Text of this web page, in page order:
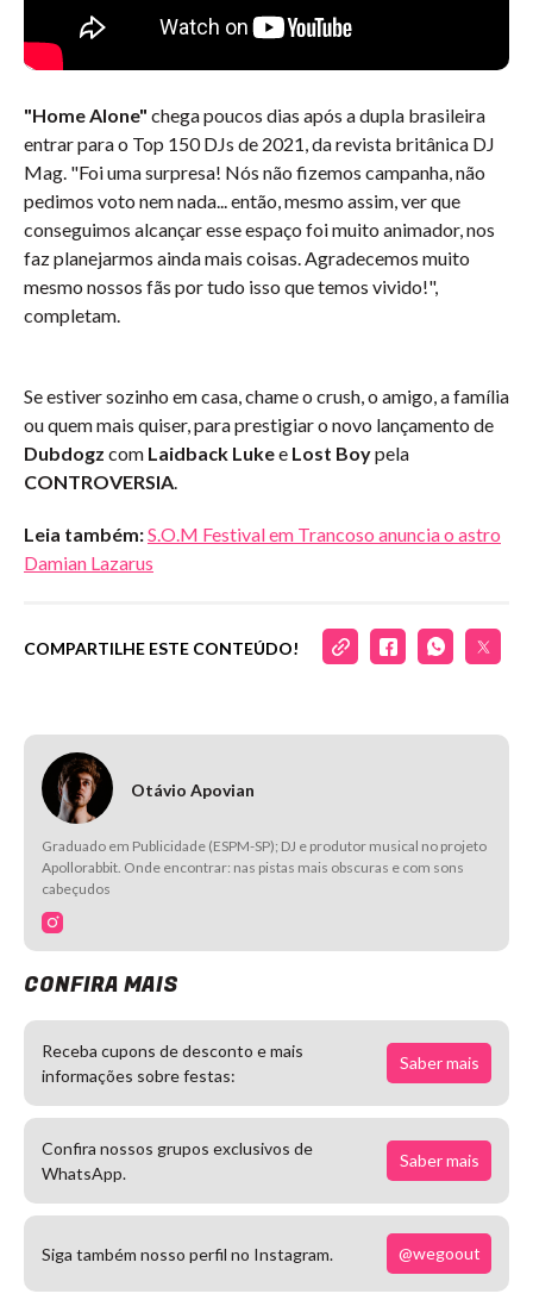
"Home Alone" chega poucos dias após a dupla brasileira
entrar para o Top 150 DJs de 2021, da revista britânica DJ
Mag. "Foi uma surpresa! Nós não fizemos campanha, não
pedimos voto nem nada... então, mesmo assim, ver que
conseguimos alcançar esse espaço foi muito animador, nos
faz planejarmos ainda mais coisas. Agradecemos muito
mesmo nossos fãs por tudo isso que temos vivido!",
completam.
Se estiver sozinho em casa, chame o crush, o amigo, a família
ou quem mais quiser, para prestigiar o novo lançamento de
Dubdogz com Laidback Lukee Lost Boypela
CONTROVERSIA.
Leia também:S.O.M Festival em Trancoso anuncia o astro
Damian Lazarus
COMPARTILHE ESTE CONTEÚDO!
Otávio Apovian
Graduado em Publicidade (ESPM-SP); DJ e produtor musical no projeto
Apollorabbit. Onde encontrar: nas pistas mais obscuras e com sons
cabeçudos
CONFIRA MAIS
Receba cupons de desconto e mais
informações sobre festas:
Saber mais
Confira nossos grupos exclusivos de
WhatsApp.
Saber mais
Siga também nosso perfil no Instagram. @wegoout